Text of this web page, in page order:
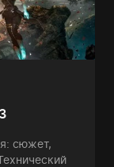
сюжет,